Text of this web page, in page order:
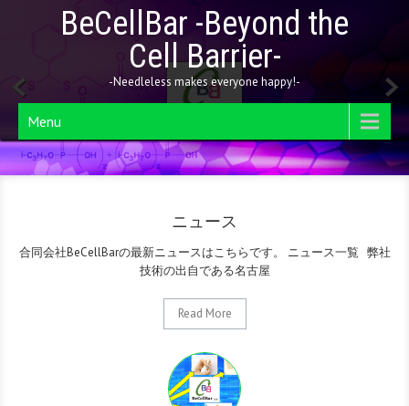
BeCellBar -Beyond the
Cell Barrier-
-Needleless makes everyone happy!-
Menu
ニュース
合同会社BeCellBarの最新ニュースはこちらです。 ニュース一覧 弊社
技術の出自である名古屋
Read More